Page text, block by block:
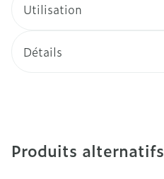
Utilisation
Détails
Produits alternatifs